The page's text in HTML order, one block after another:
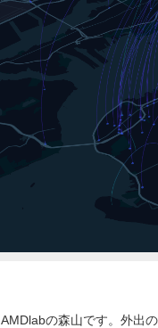
の森山です。外出